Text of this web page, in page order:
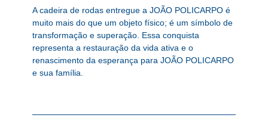
A cadeira de rodas entregue a JOÃO POLICARPO é
muito mais do que um objeto físico; é um símbolo de
transformação e superação. Essa conquista
representa a restauração da vida ativa e o
renascimento da esperança para JOÃO POLICARPO
e sua família.